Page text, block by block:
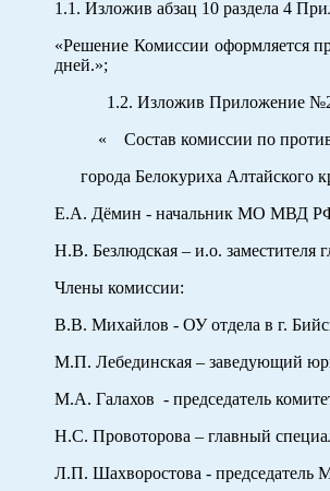
1.1. Изложив абзац 10 раздела 4
«Решение Комиссии оформляется
дней.»;
1.2. Изложив Приложение №2 к
« Состав комиссии по
города Белокуриха Алтайского
Е.А. Дёмин - начальник МО МВД РФ
Н.В. Безлюдская – и.о. заместителя
Члены комиссии:
В.В. Михайлов - ОУ отдела в г.
М.П. Лебединская – заведующий
М.А. Галахов - председатель
Н.С. Провоторова – главный
Л.П. Шахворостова -